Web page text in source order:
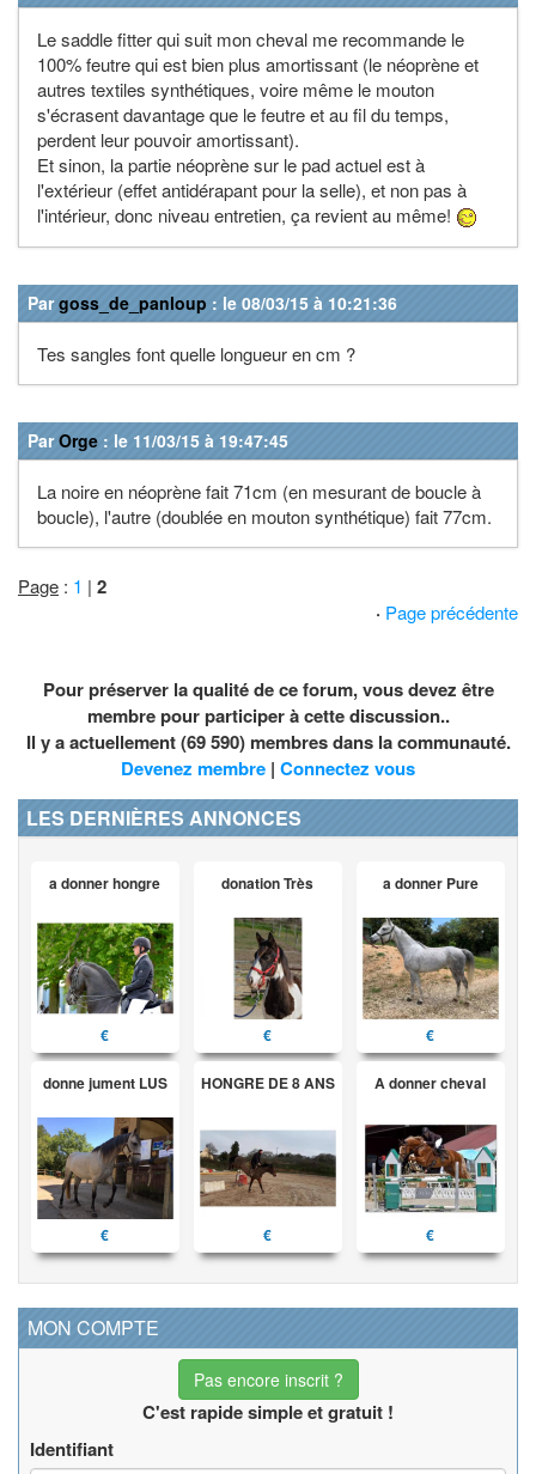
Le saddle fitter qui suit mon cheval me recommande le
100% feutre qui est bien plus amortissant (le néoprène et
autres textiles synthétiques, voire même le mouton
s'écrasent davantage que le feutre et au fil du temps,
perdent leur pouvoir amortissant).
Et sinon, la partie néoprène sur le pad actuel est à
l'extérieur (effet antidérapant pour la selle), et non pas à
l'intérieur, donc niveau entretien, ça revient au même!
Pargoss_de_panloup : le 08/03/15 à 10:21:36
Tes sangles font quelle longueur en cm ?
ParOrge : le 11/03/15 à 19:47:45
La noire en néoprène fait 71cm (en mesurant de boucle à
boucle), l'autre (doublée en mouton synthétique) fait 77cm.
Page : 1 | 2
· Page précédente
Pour préserver la qualité de ce forum, vous devez être
membre pour participer à cette discussion..
Il y a actuellement (69 590) membres dans la communauté.
Devenez membre | Connectez vous
LES DERNIÈRES ANNONCES
a donner hongre
€
donation Très
€
a donner Pure
€
donne jument LUS
€
HONGRE DE 8 ANS
€
A donner cheval
€
MON COMPTE
Pas encore inscrit ?
C'est rapide simple et gratuit !
Identifiant